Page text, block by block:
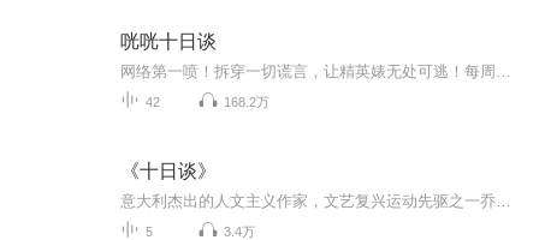
咣咣十日谈
42 168.2万
《十日谈》
5 3.4万